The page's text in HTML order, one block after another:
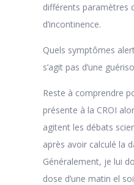
différents paramètres
d’incontinence.
Quels symptômes
s’agit pas d’une
Reste à comprendre
présente à la CROI
agitent les débats
après avoir calculé la
Généralement, je lui
dose d’une matin el